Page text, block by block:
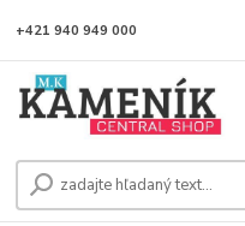
+421 940 949 000